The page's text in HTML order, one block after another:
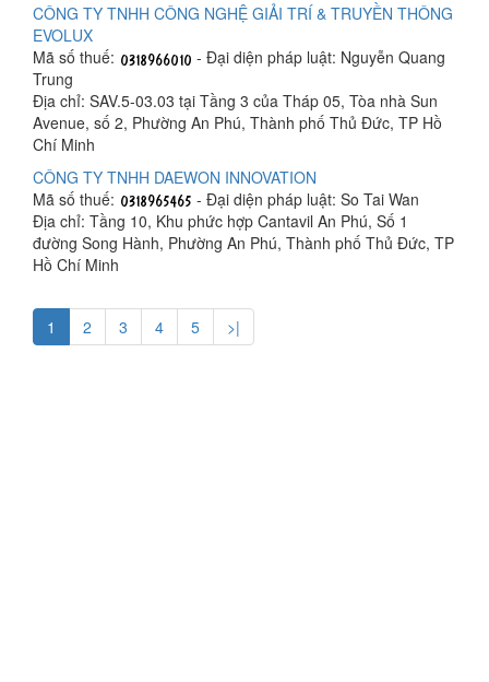
CÔNG TY TNHH CÔNG NGHỆ GIẢI TRÍ & TRUYỀN THÔNG
EVOLUX
Mã số thuế:
- Đại diện pháp luật: Nguyễn Quang
Trung
Địa chỉ: SAV.5-03.03 tại Tầng 3 của Tháp 05, Tòa nhà Sun
Avenue, số 2, Phường An Phú, Thành phố Thủ Đức, TP Hồ
Chí Minh
CÔNG TY TNHH DAEWON INNOVATION
Mã số thuế:
- Đại diện pháp luật: So Tai Wan
Địa chỉ: Tầng 10, Khu phức hợp Cantavil An Phú, Số 1
đường Song Hành, Phường An Phú, Thành phố Thủ Đức, TP
Hồ Chí Minh
1 2 3 4 5 >|